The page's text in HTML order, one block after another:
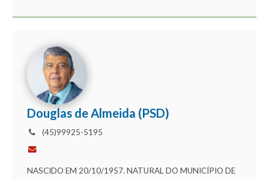
Douglas de Almeida (PSD)
(45)99925-5195
NASCIDO EM 20/10/1957. NATURAL DO MUNICÍPIO DE